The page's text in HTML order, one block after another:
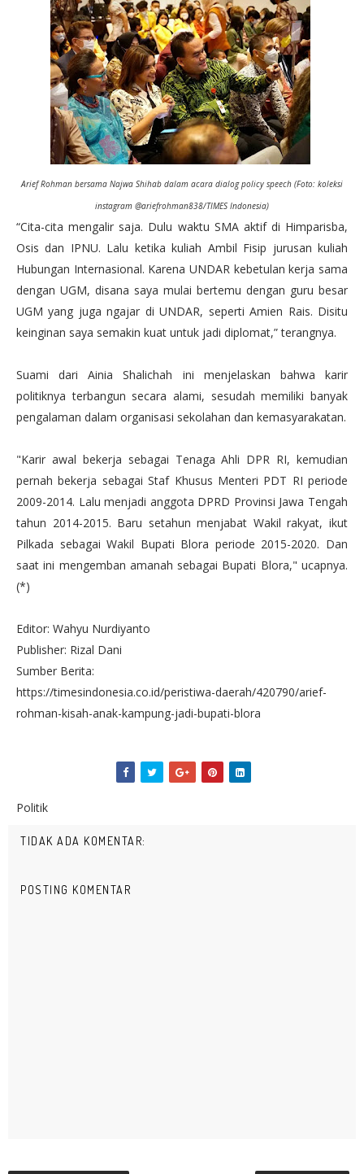
Arief Rohman bersama Najwa Shihab dalam acara dialog policy speech (Foto: koleksi
instagram @ariefrohman838/TIMES Indonesia)
“Cita-cita mengalir saja. Dulu waktu SMA aktif di Himparisba,
Osis dan IPNU. Lalu ketika kuliah Ambil Fisip jurusan kuliah
Hubungan Internasional. Karena UNDAR kebetulan kerja sama
dengan UGM, disana saya mulai bertemu dengan guru besar
UGM yang juga ngajar di UNDAR, seperti Amien Rais. Disitu
keinginan saya semakin kuat untuk jadi diplomat,” terangnya.
Suami dari Ainia Shalichah ini menjelaskan bahwa karir
politiknya terbangun secara alami, sesudah memiliki banyak
pengalaman dalam organisasi sekolahan dan kemasyarakatan.
"Karir awal bekerja sebagai Tenaga Ahli DPR RI, kemudian
pernah bekerja sebagai Staf Khusus Menteri PDT RI periode
2009-2014. Lalu menjadi anggota DPRD Provinsi Jawa Tengah
tahun 2014-2015. Baru setahun menjabat Wakil rakyat, ikut
Pilkada sebagai Wakil Bupati Blora periode 2015-2020. Dan
saat ini mengemban amanah sebagai Bupati Blora," ucapnya.
(*)
Editor: Wahyu Nurdiyanto
Publisher: Rizal Dani
Sumber Berita:
https://timesindonesia.co.id/peristiwa-daerah/420790/arief-
rohman-kisah-anak-kampung-jadi-bupati-blora
Politik
TIDAK ADA KOMENTAR:
POSTING KOMENTAR